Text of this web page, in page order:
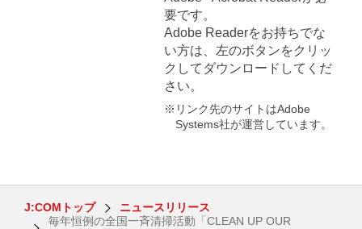
要です。
Adobe Readerをお持ちでな
い方は、左のボタンをクリッ
クしてダウンロードしてくだ
さい。
※リンク先のサイトはAdobe
Systems社が運営しています。
J:COMトップ
ニュースリリース
毎年恒例の全国一斉清掃活動「CLEAN UP OUR